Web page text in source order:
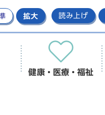
拡大 読み上げ
健康・医療・福祉